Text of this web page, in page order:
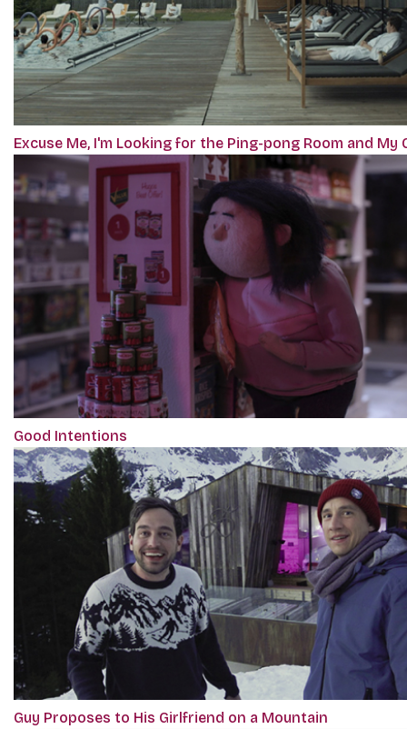
Excuse Me, I'm Looking for the Ping-pong Room and My
Good Intentions
Guy Proposes to His Girlfriend on a Mountain